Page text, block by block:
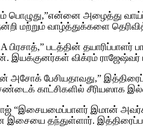
பொழுது,”என்னை அழைத்து
மற்றும் வாழ்த்துக்களை
பிரசாத்,” படத்தின்
இயக்குனர்கள் விக்ரம் ராஜேஷ்வர்
அசோக் பேசியதாவது,”
காட்சிகளில் சீரியஸாக
“இசையமைப்பாளர் இமான்
இசையை தந்துள்ளார்.